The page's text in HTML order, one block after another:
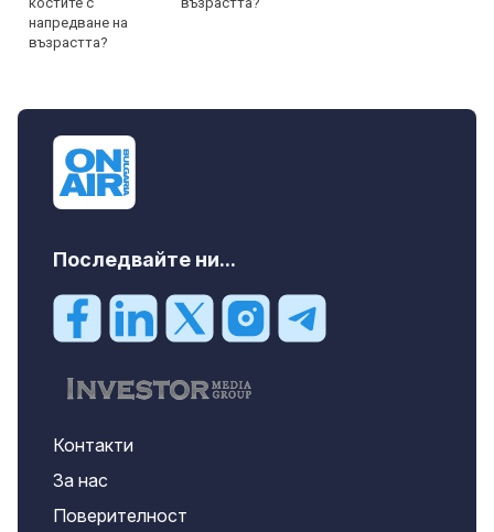
Последвайте ни...
Контакти
За нас
Поверителност